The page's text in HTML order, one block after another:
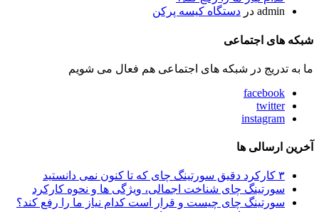
admin در دستگاه کیسه پرکن
شبکه های اجتماعی
ما به تدریج در شبکه های اجتماعی هم فعال می شویم
facebook
twitter
instagram
آخرین ارسالی ها
۳ کارکرد دقیق سورتینگ چای که تا کنون نمی دانستید
سورتینگ چای شناخت اجمالی، ویژگی ها و نحوه کارکرد
سورتینگ چای چیست و قرار است کدام نیاز ما را رفع کند؟